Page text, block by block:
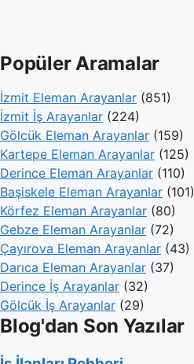
Popüler Aramalar
İzmit Eleman Arayanlar (851)
İzmit İş Arayanlar (224)
Gölcük Eleman Arayanlar (159)
Kartepe Eleman Arayanlar (125)
Derince Eleman Arayanlar (110)
Başiskele Eleman Arayanlar (101)
Körfez Eleman Arayanlar (80)
Gebze Eleman Arayanlar (72)
Çayırova Eleman Arayanlar (43)
Darıca Eleman Arayanlar (37)
Derince İş Arayanlar (32)
Gölcük İş Arayanlar (29)
Blog'dan Son Yazılar